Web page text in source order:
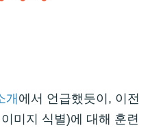
개 에서 언급했듯이, 이전
미지 식별)에 대해 훈련